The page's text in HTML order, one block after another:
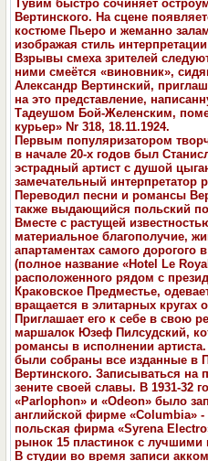
Тувим быстро сочиняет
Вертинского. На сцене
костюме Пьеро и жеманно
изображая стиль
Взрывы смеха зрителей
ними смеётся «виновник»,
Александр Вертинский,
на это представление,
Тадеушoм Бой-Желенским,
курьер» Nr 318, 18.11.1924.
Первым популяризатором
в начале 20-х годов был
эстрадный артист с душой
замечательный интерпретатор
Переводил песни и романсы
также выдающийся польский
Вместе с растущей
материальное благополучие,
апартаментах самого дорогого
(полное название «Hotel Le
расположенного рядом с
Краковское Предместье,
вращается в элитарных кругах
Приглашает его к себе в свою
маршалок Юзеф Пилсудский,
романсы в исполнении
были собраны все изданные в
Вертинского. Записываться на
зените своей славы. В 1931-32
«Parlophon» и «Odeon» было
английской фирме «Columbia» -
польская фирма «Syrena
рынок 15 пластинок с лучшими
В студии во время записи